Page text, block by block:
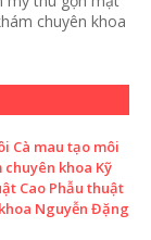
chuyên khoa
Cà mau tạo môi
khoa Kỹ
Cao Phẫu thuật
Nguyễn Đặng